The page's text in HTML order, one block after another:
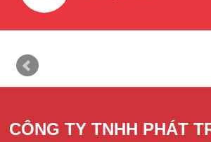
CÔNG TY TNHH PHÁT